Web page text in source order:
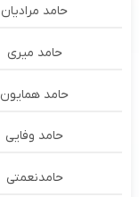
حامد مرادیان
حامد میری
حامد همایون
حامد وفایی
حامدنعمتی